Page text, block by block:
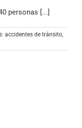
personas [...]
accidentes de tránsito